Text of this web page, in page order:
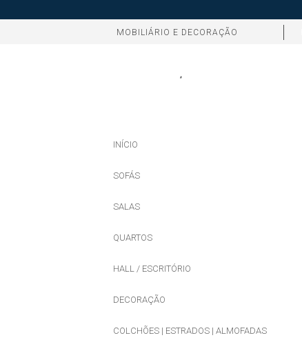
MOBILIÁRIO E DECORAÇÃO
INÍCIO
SOFÁS
SALAS
QUARTOS
HALL / ESCRITÓRIO
DECORAÇÃO
COLCHÕES | ESTRADOS | ALMOFADAS